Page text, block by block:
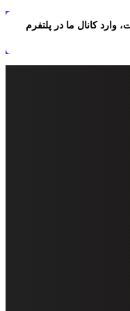
کانال ما در پلتفرم